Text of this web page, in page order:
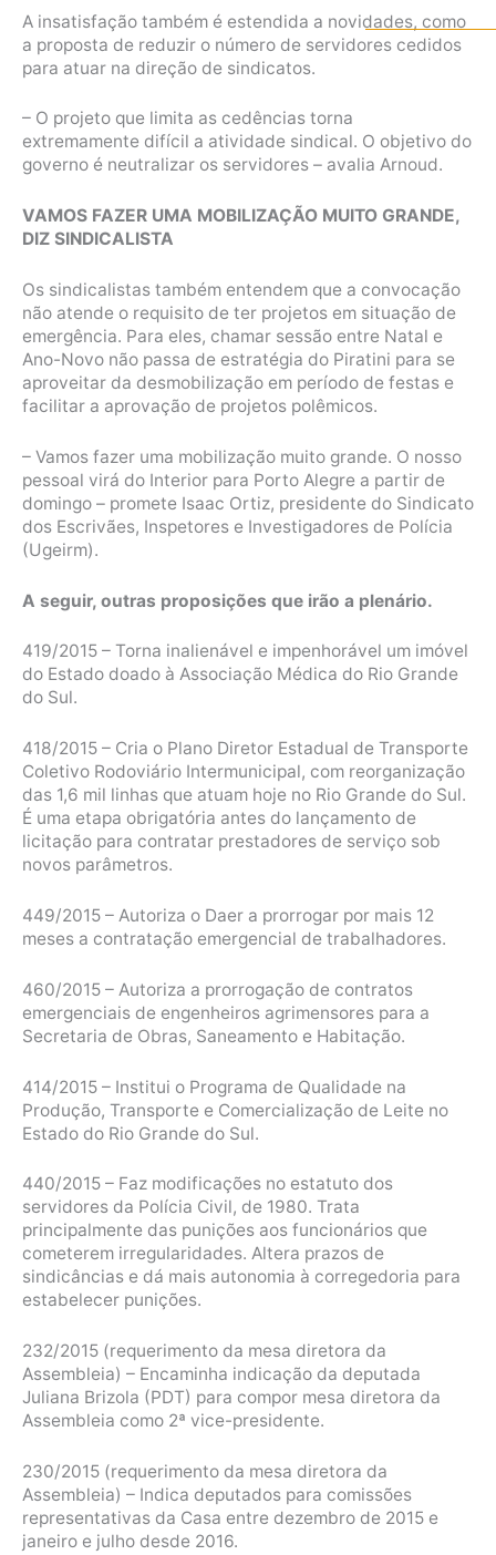
A insatisfação também é estendida a novidades, como
a proposta de reduzir o número de servidores cedidos
para atuar na direção de sindicatos.
– O projeto que limita as cedências torna
extremamente difícil a atividade sindical. O objetivo do
governo é neutralizar os servidores – avalia Arnoud.
VAMOS FAZER UMA MOBILIZAÇÃO MUITO GRANDE,
DIZ SINDICALISTA
Os sindicalistas também entendem que a convocação
não atende o requisito de ter projetos em situação de
emergência. Para eles, chamar sessão entre Natal e
Ano-Novo não passa de estratégia do Piratini para se
aproveitar da desmobilização em período de festas e
facilitar a aprovação de projetos polêmicos.
– Vamos fazer uma mobilização muito grande. O nosso
pessoal virá do Interior para Porto Alegre a partir de
domingo – promete Isaac Ortiz, presidente do Sindicato
dos Escrivães, Inspetores e Investigadores de Polícia
(Ugeirm).
A seguir, outras proposições que irão a plenário.
419/2015 – Torna inalienável e impenhorável um imóvel
do Estado doado à Associação Médica do Rio Grande
do Sul.
418/2015 – Cria o Plano Diretor Estadual de Transporte
Coletivo Rodoviário Intermunicipal, com reorganização
das 1,6 mil linhas que atuam hoje no Rio Grande do Sul.
É uma etapa obrigatória antes do lançamento de
licitação para contratar prestadores de serviço sob
novos parâmetros.
449/2015 – Autoriza o Daer a prorrogar por mais 12
meses a contratação emergencial de trabalhadores.
460/2015 – Autoriza a prorrogação de contratos
emergenciais de engenheiros agrimensores para a
Secretaria de Obras, Saneamento e Habitação.
414/2015 – Institui o Programa de Qualidade na
Produção, Transporte e Comercialização de Leite no
Estado do Rio Grande do Sul.
440/2015 – Faz modificações no estatuto dos
servidores da Polícia Civil, de 1980. Trata
principalmente das punições aos funcionários que
cometerem irregularidades. Altera prazos de
sindicâncias e dá mais autonomia à corregedoria para
estabelecer punições.
232/2015 (requerimento da mesa diretora da
Assembleia) – Encaminha indicação da deputada
Juliana Brizola (PDT) para compor mesa diretora da
Assembleia como 2ª vice-presidente.
230/2015 (requerimento da mesa diretora da
Assembleia) – Indica deputados para comissões
representativas da Casa entre dezembro de 2015 e
janeiro e julho desde 2016.